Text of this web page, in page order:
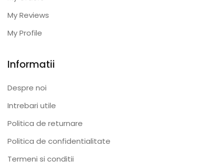
My Reviews
My Profile
Informatii
Despre noi
Intrebari utile
Politica de returnare
Politica de confidentialitate
Termeni si conditii